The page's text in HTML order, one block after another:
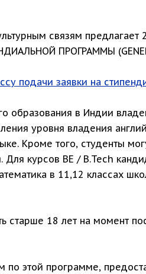
связям
ПРОГРАММЫ
подачи заявки на
образования в Индии
уровня владения
Кроме того, студенты
Для курсов BE / B.Tech
в 11,12 классах
старше 18 лет на момент
по этой программе,